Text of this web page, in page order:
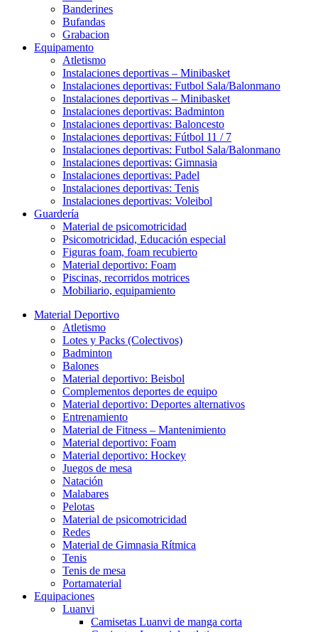
Banderines
Bufandas
Grabacion
Equipamento
Atletismo
Instalaciones deportivas – Minibasket
Instalaciones deportivas: Futbol Sala/Balonmano
Instalaciones deportivas – Minibasket
Instalaciones deportivas: Badminton
Instalaciones deportivas: Baloncesto
Instalaciones deportivas: Fútbol 11 / 7
Instalaciones deportivas: Futbol Sala/Balonmano
Instalaciones deportivas: Gimnasia
Instalaciones deportivas: Padel
Instalaciones deportivas: Tenis
Instalaciones deportivas: Voleibol
Guardería
Material de psicomotricidad
Psicomotricidad, Educación especial
Figuras foam, foam recubierto
Material deportivo: Foam
Piscinas, recorridos motrices
Mobiliario, equipamiento
Material Deportivo
Atletismo
Lotes y Packs (Colectivos)
Badminton
Balones
Material deportivo: Beisbol
Complementos deportes de equipo
Material deportivo: Deportes alternativos
Entrenamiento
Material de Fitness – Mantenimiento
Material deportivo: Foam
Material deportivo: Hockey
Juegos de mesa
Natación
Malabares
Pelotas
Material de psicomotricidad
Redes
Material de Gimnasia Rítmica
Tenis
Tenis de mesa
Portamaterial
Equipaciones
Luanvi
Camisetas Luanvi de manga corta